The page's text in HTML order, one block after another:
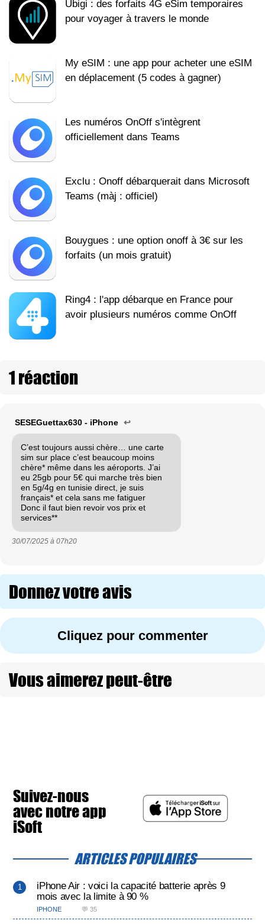
Ubigi : des forfaits 4G eSim temporaires
pour voyager à travers le monde
My eSIM : une app pour acheter une eSIM
en déplacement (5 codes à gagner)
Les numéros OnOff s'intègrent
officiellement dans Teams
Exclu : Onoff débarquerait dans Microsoft
Teams (màj : officiel)
Bouygues : une option onoff à 3€ sur les
forfaits (un mois gratuit)
Ring4 : l'app débarque en France pour
avoir plusieurs numéros comme OnOff
1 réaction
SESEGuettax630 - iPhone ↩
C’est toujours aussi chère… une carte
sim sur place c’est beaucoup moins
chère* même dans les aéroports. J’ai
eu 25gb pour 5€ qui marche très bien
en 5g/4g en tunisie direct, je suis
français* et cela sans me fatiguer
Donc il faut bien revoir vos prix et
services**
30/07/2025 à 07h20
Donnez votre avis
Cliquez pour commenter
Vous aimerez peut-être
Suivez-nous
avec notre app
iSoft
ARTICLES POPULAIRES
iPhone Air : voici la capacité batterie après 9
mois avec la limite à 90 %
IPHONE 💬 35